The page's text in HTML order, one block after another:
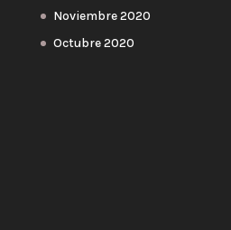
Noviembre 2020
Octubre 2020